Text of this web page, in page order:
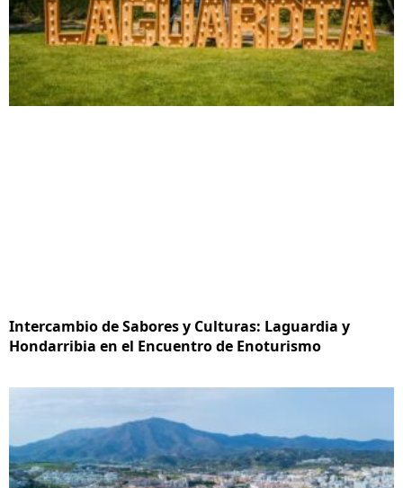
Intercambio de Sabores y Culturas: Laguardia y
Hondarribia en el Encuentro de Enoturismo